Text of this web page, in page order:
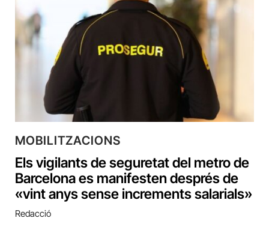
MOBILITZACIONS
Els vigilants de seguretat del metro de
Barcelona es manifesten després de
«vint anys sense increments salarials»
Redacció